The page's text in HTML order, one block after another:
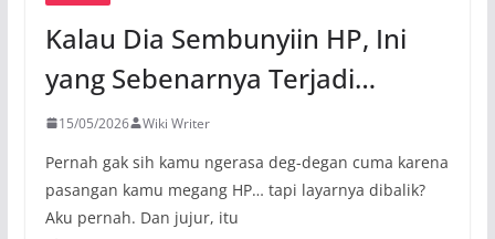
Kalau Dia Sembunyiin HP, Ini
yang Sebenarnya Terjadi…
15/05/2026 Wiki Writer
Pernah gak sih kamu ngerasa deg-degan cuma karena
pasangan kamu megang HP… tapi layarnya dibalik?
Aku pernah. Dan jujur, itu